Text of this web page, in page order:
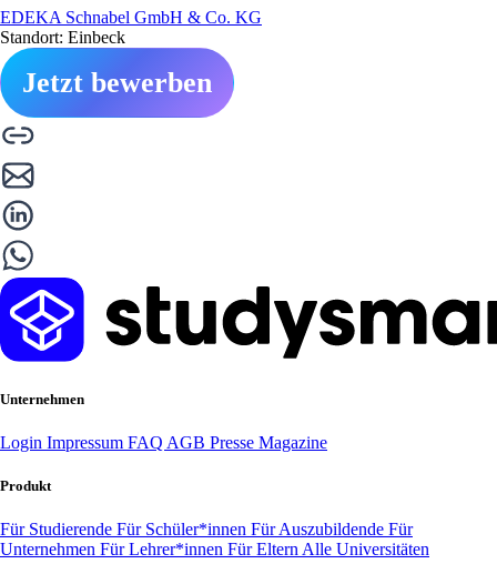
EDEKA Schnabel GmbH & Co. KG
Standort: Einbeck
Jetzt bewerben
Unternehmen
Login Impressum FAQ AGB Presse Magazine
Produkt
Für Studierende Für Schüler*innen Für Auszubildende Für
Unternehmen Für Lehrer*innen Für Eltern Alle Universitäten